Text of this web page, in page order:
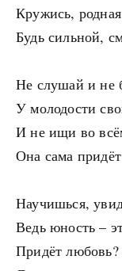
Кружись,
Будь сильной,
Не слушай и не
У молодости
И не ищи во
Она сама
Научишься,
Ведь юность –
Придёт